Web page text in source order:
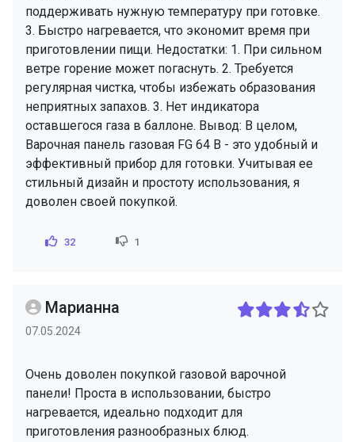
поддерживать нужную температуру при готовке.
3. Быстро нагревается, что экономит время при
приготовлении пищи. Недостатки: 1. При сильном
ветре горение может погаснуть. 2. Требуется
регулярная чистка, чтобы избежать образования
неприятных запахов. 3. Нет индикатора
оставшегося газа в баллоне. Вывод: В целом,
Варочная панель газовая FG 64 B - это удобный и
эффективный прибор для готовки. Учитывая ее
стильный дизайн и простоту использования, я
доволен своей покупкой.
32 1
Марианна
07.05.2024
Очень доволен покупкой газовой варочной
панели! Проста в использовании, быстро
нагревается, идеально подходит для
приготовления разнообразных блюд.